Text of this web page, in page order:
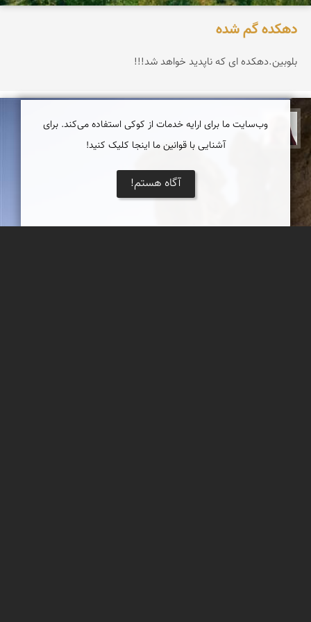
دهکده گم شده
بلوبین.دهکده ای که ناپدید خواهد شد!!!
سمانه زارعی
وب‌سایت ما برای ارایه خدمات از کوکی استفاده می‌کند. برای
آشنایی با قوانین ما اینجا کلیک کنید!
آگاه هستم!